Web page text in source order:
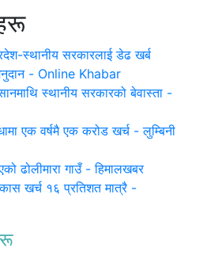
स्थानीय सरकारलाई डेढ खर्ब
- Online Khabar
स्थानीय सरकारको बेवास्ता -
एक वर्षमै एक करोड खर्च - लुम्बिनी
ढोलीमारा गाउँ - हिमालखबर
खर्च १६ प्रतिशत मात्रै -